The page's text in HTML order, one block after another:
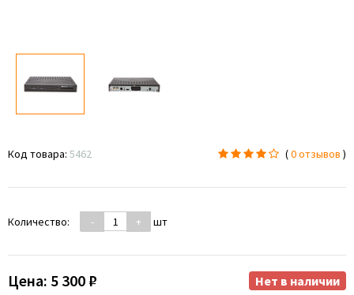
Код товара: 5462 (0 отзывов )
Количество: - + шт
Цена: 5 300 ₽ Нет в наличии